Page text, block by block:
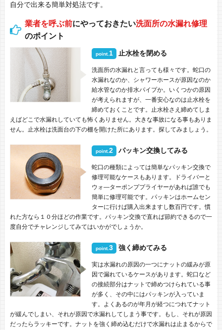
自分で出来る簡単対処法です。
業者を呼ぶ前にやっておきたい洗面所の水漏れ修理
のポイント
point. 1 止水栓を閉める
洗面所の水漏れと言っても様々です。蛇口の
水漏れなのか、シャワーホースが原因なのか
給水管なのか排水パイプか。いくつかの原因
が考えられますが、一番安心なのは止水栓を
締めておくことです。止水栓さえ締めてしま
えばどこで水漏れしていても怖くありません。大きな事故になる事もありま
せん。止水栓は洗面台の下の棚を開けた所にあります。探してみましょう。
point.2 パッキン交換してみる
蛇口の種類によっては簡単なパッキン交換で
修理可能なケースもあります。ドライバーと
ウォ―ターポンププライヤーがあれば誰でも
簡単に修理可能です。パッキンはホームセン
ターに行けば購入出来ますし数百円です。慣
れた方なら１０分ほどの作業です。パッキン交換で直れば節約できるので一
度自分でチャレンジしてみてはいかがでしょうか。
point.3 強く締めてみる
実は水漏れの原因の一つにナットの緩みが原
因で漏れているケースがあります。蛇口など
の接続部分はナットで締めつけられている事
が多く、その中にはパッキンが入っていま
す。よくあるのが年月が経つにつれてナット
が緩んでしまい、それが原因で水漏れしてしまう事です。もし、それが原因
だったらラッキーです。ナットを強く締め込むだけで水漏れは止まるからで